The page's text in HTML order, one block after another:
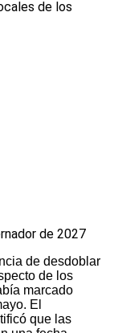
de los
de desdoblar
de los
marcado
El
que las